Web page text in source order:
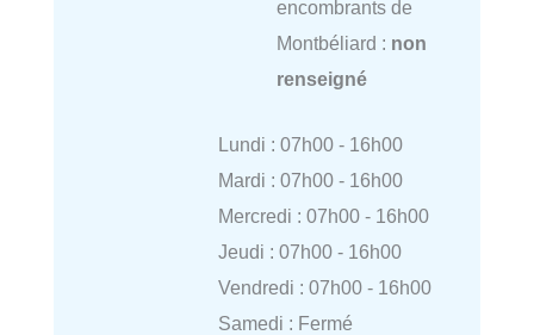
encombrants de
Montbéliard : non
renseigné
Lundi : 07h00 - 16h00
Mardi : 07h00 - 16h00
Mercredi : 07h00 - 16h00
Jeudi : 07h00 - 16h00
Vendredi : 07h00 - 16h00
Samedi : Fermé